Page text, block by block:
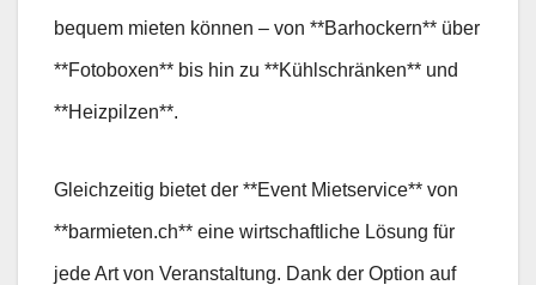
bequem mieten können – von **Barhockern** über
**Fotoboxen** bis hin zu **Kühlschränken** und
**Heizpilzen**.
Gleichzeitig bietet der **Event Mietservice** von
**barmieten.ch** eine wirtschaftliche Lösung für
jede Art von Veranstaltung. Dank der Option auf